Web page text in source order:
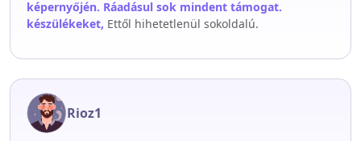
képernyőjén. Ráadásul sok mindent támogat.
készülékeket, Ettől hihetetlenül sokoldalú.
Rioz1